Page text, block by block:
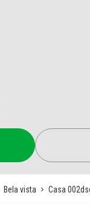
Bela vista Casa